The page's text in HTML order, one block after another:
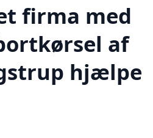
firma med
af
hjælpe